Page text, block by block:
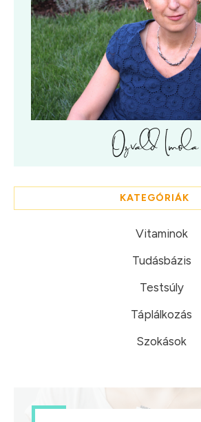
KATEGÓRIÁK
Vitaminok
Tudásbázis
Testsúly
Táplálkozás
Szokások